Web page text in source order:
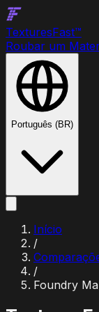
TexturesFast™
Roubar um
Português (BR)
Início
/
/
Foundry